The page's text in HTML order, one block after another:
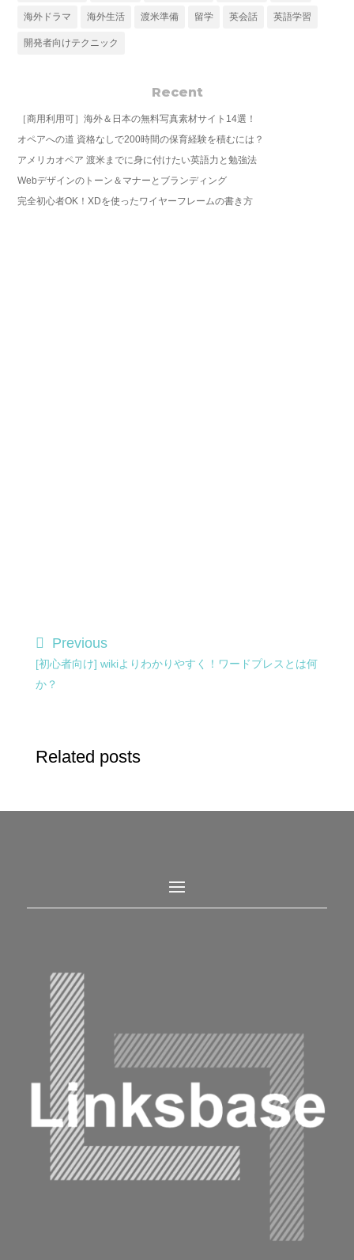
海外ドラマ 海外生活 渡米準備 留学 英会話 英語学習
開発者向けテクニック
Recent
［商用利用可］海外＆日本の無料写真素材サイト14選！
オペアへの道 資格なしで200時間の保育経験を積むには？
アメリカオペア 渡米までに身に付けたい英語力と勉強法
Webデザインのトーン＆マナーとブランディング
完全初心者OK！XDを使ったワイヤーフレームの書き方
Previous
[初心者向け] wikiよりわかりやすく！ワードプレスとは何
か？
Related posts